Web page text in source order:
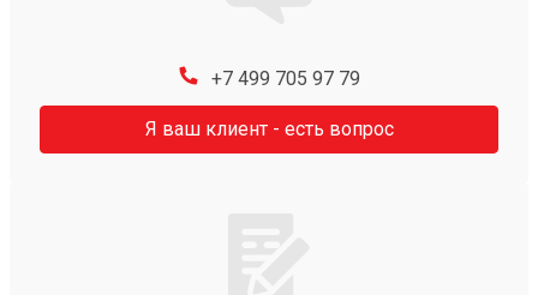
+7 499 705 97 79
Я ваш клиент - есть вопрос